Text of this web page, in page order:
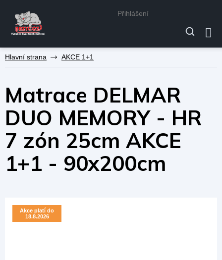
na
Přihlášení
AKCE 1+1
Matrace DELMAR
DUO MEMORY - HR
7 zón 25cm AKCE
1+1 - 90x200cm
Akce platí do
18.8.2026
Akce platí do
18.8.2026